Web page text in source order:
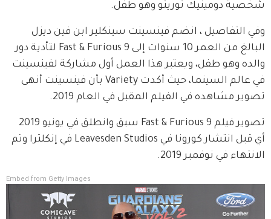
شخصية دومينيك توريتو وهو طفل.
وفي التفاصيل ، انضم فينسينت سينكلير ابن فين ديزل
البالغ من العمر 10 سنوات إلى Fast & Furious 9 لتأدية دور
والده وهو طفل، ويعتبر هذا العمل أول مشاركة لفينسينت
في عالم السينما، حيث أكدت Variety بأن فينسينت أنهى
تصوير مشاهده في الفيلم المقبل في العام 2019.
أي قبل انتشار كورونا في Leavesden Studios في إنكلترا وتم
الانتهاء في نوفمبر 2019.
Embed from Getty Images